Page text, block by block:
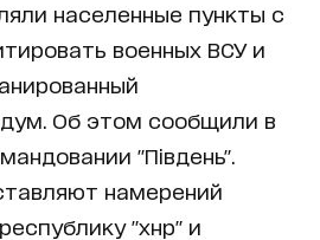
населенные пункты с
военных ВСУ и
Об этом сообщили в
"Південь".
намерений
"хнр" и